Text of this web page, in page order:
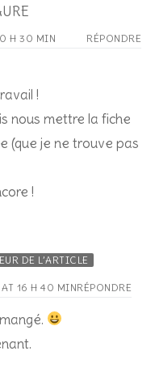
H 30 MIN RÉPONDRE
!
nous mettre la fiche
(que je ne trouve pas
!
DE L’ARTICLE
AT 16 H 40 MINRÉPONDRE